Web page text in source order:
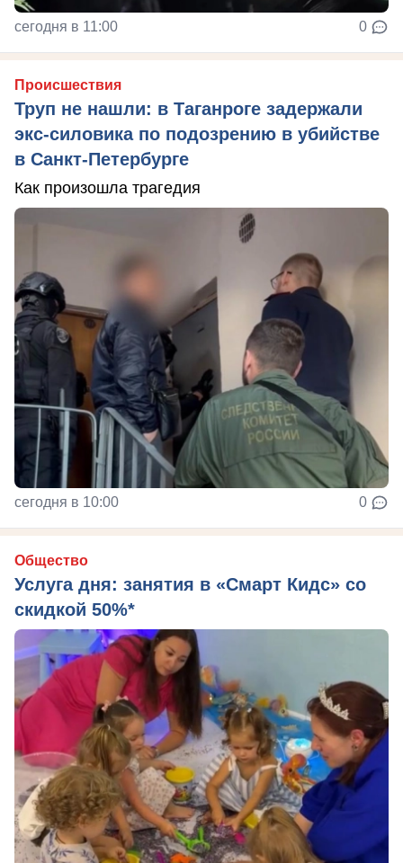
сегодня в 11:00 0
Происшествия
Труп не нашли: в Таганроге задержали
экс-силовика по подозрению в убийстве
в Санкт-Петербурге
Как произошла трагедия
сегодня в 10:00 0
Общество
Услуга дня: занятия в «Смарт Кидс» со
скидкой 50%*